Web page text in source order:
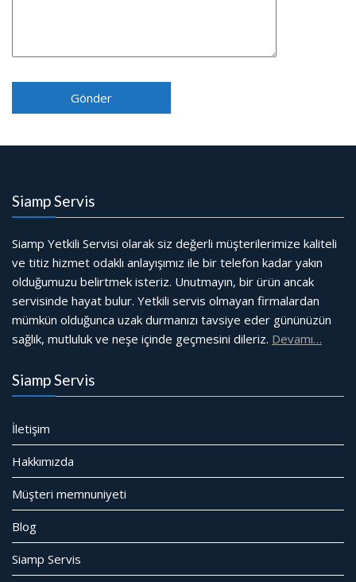
Siamp Servis
Siamp Yetkili Servisi olarak siz değerli müşterilerimize kaliteli
ve titiz hizmet odaklı anlayışımız ile bir telefon kadar yakın
olduğumuzu belirtmek isteriz. Unutmayın, bir ürün ancak
servisinde hayat bulur. Yetkili servis olmayan firmalardan
mümkün olduğunca uzak durmanızı tavsiye eder gününüzün
sağlık, mutluluk ve neşe içinde geçmesini dileriz. Devamı…
Siamp Servis
İletişim
Hakkımızda
Müşteri memnuniyeti
Blog
Siamp Servis